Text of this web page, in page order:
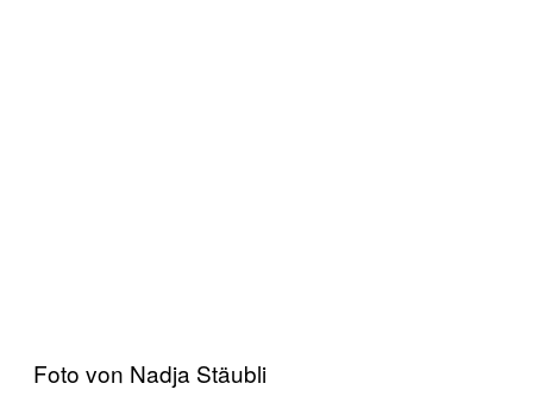
Foto von Nadja Stäubli